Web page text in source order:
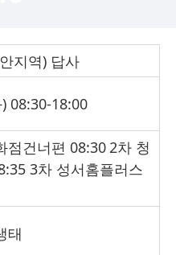
게
게
지역) 답사
) 08:30-18:00
점건너편 08:302차 청
3차 성서홈플러스
태